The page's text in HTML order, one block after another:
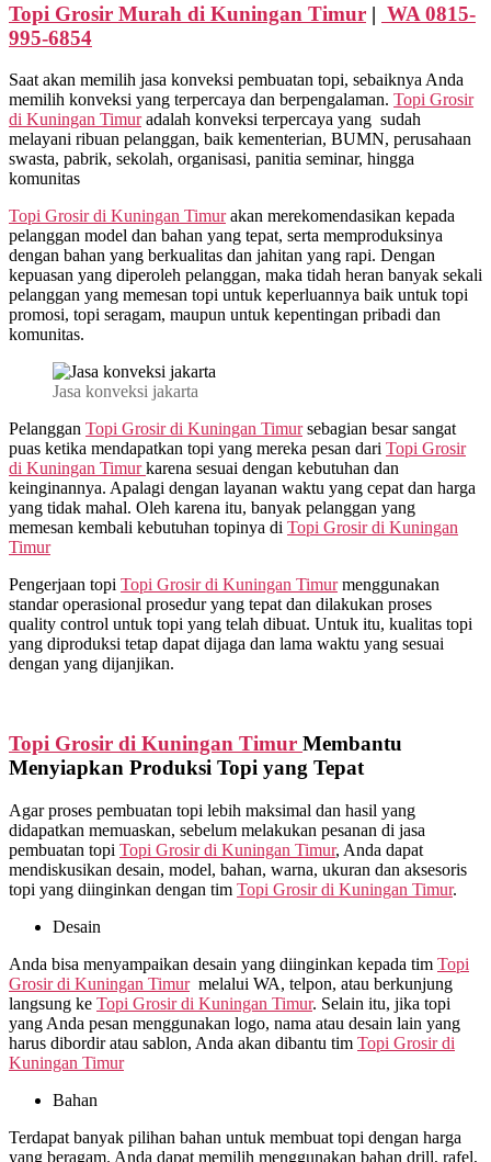
Topi Grosir Murah di Kuningan Timur | WA 0815-
995-6854
Saat akan memilih jasa konveksi pembuatan topi, sebaiknya Anda
memilih konveksi yang terpercaya dan berpengalaman. Topi Grosir
di Kuningan Timuradalah konveksi terpercaya yang sudah
melayani ribuan pelanggan, baik kementerian, BUMN, perusahaan
swasta, pabrik, sekolah, organisasi, panitia seminar, hingga
komunitas
Topi Grosir di Kuningan Timurakan merekomendasikan kepada
pelanggan model dan bahan yang tepat, serta memproduksinya
dengan bahan yang berkualitas dan jahitan yang rapi. Dengan
kepuasan yang diperoleh pelanggan, maka tidah heran banyak sekali
pelanggan yang memesan topi untuk keperluannya baik untuk topi
promosi, topi seragam, maupun untuk kepentingan pribadi dan
komunitas.
Jasa konveksi jakarta
Pelanggan Topi Grosir di Kuningan Timursebagian besar sangat
puas ketika mendapatkan topi yang mereka pesan dari Topi Grosir
di Kuningan Timur karena sesuai dengan kebutuhan dan
keinginannya. Apalagi dengan layanan waktu yang cepat dan harga
yang tidak mahal. Oleh karena itu, banyak pelanggan yang
memesan kembali kebutuhan topinya di Topi Grosir di Kuningan
Timur
Pengerjaan topi Topi Grosir di Kuningan Timurmenggunakan
standar operasional prosedur yang tepat dan dilakukan proses
quality control untuk topi yang telah dibuat. Untuk itu, kualitas topi
yang diproduksi tetap dapat dijaga dan lama waktu yang sesuai
dengan yang dijanjikan.
Topi Grosir di Kuningan Timur Membantu
Menyiapkan Produksi Topi yang Tepat
Agar proses pembuatan topi lebih maksimal dan hasil yang
didapatkan memuaskan, sebelum melakukan pesanan di jasa
pembuatan topi Topi Grosir di Kuningan Timur, Anda dapat
mendiskusikan desain, model, bahan, warna, ukuran dan aksesoris
topi yang diinginkan dengan tim Topi Grosir di Kuningan Timur.
Desain
Anda bisa menyampaikan desain yang diinginkan kepada tim Topi
Grosir di Kuningan Timurmelalui WA, telpon, atau berkunjung
langsung ke Topi Grosir di Kuningan Timur. Selain itu, jika topi
yang Anda pesan menggunakan logo, nama atau desain lain yang
harus dibordir atau sablon, Anda akan dibantu tim Topi Grosir di
Kuningan Timur
Bahan
Terdapat banyak pilihan bahan untuk membuat topi dengan harga
yang beragam. Anda dapat memilih menggunakan bahan drill, rafel,